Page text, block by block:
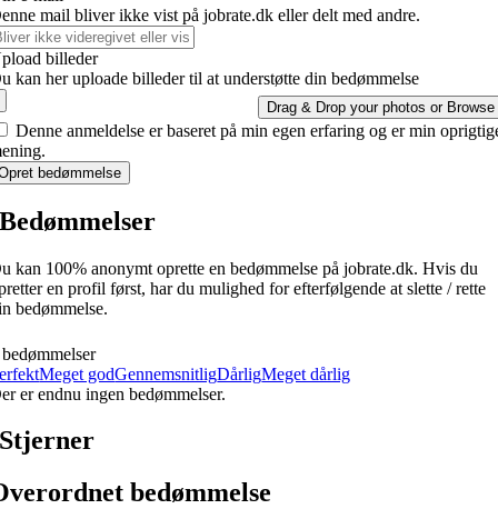
mail bliver ikke vist på jobrate.dk eller delt med andre.
billeder
kan her uploade billeder til at understøtte din bedømmelse
Drag & Drop your photos or Browse
Denne anmeldelse er baseret på min egen erfaring og er min
bedømmelse
Bedømmelser
kan 100% anonymt oprette en bedømmelse på jobrate.dk. Hvis du
en profil først, har du mulighed for efterfølgende at slette / rette
bedømmelse.
Meget godGennemsnitligDårligMeget dårlig
er endnu ingen bedømmelser.
Stjerner
bedømmelse